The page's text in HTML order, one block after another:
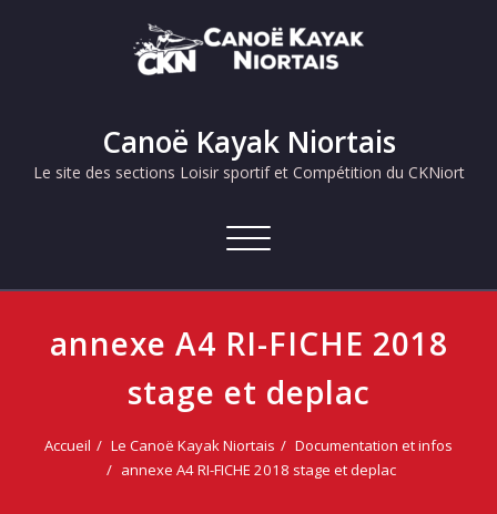
Canoë Kayak Niortais
Le site des sections Loisir sportif et Compétition du CKNiort
Afficher/masquer
navigation
annexe A4 RI-FICHE 2018
stage et deplac
Accueil Le Canoë Kayak Niortais
Documentation et infos
annexe A4 RI-FICHE 2018 stage et deplac